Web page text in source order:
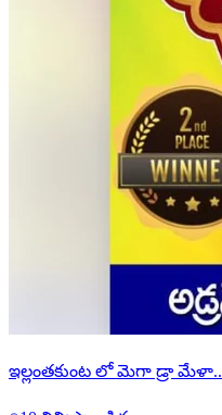
ఇల్లంతకుంట లో మెగా డ్రా మేళా..